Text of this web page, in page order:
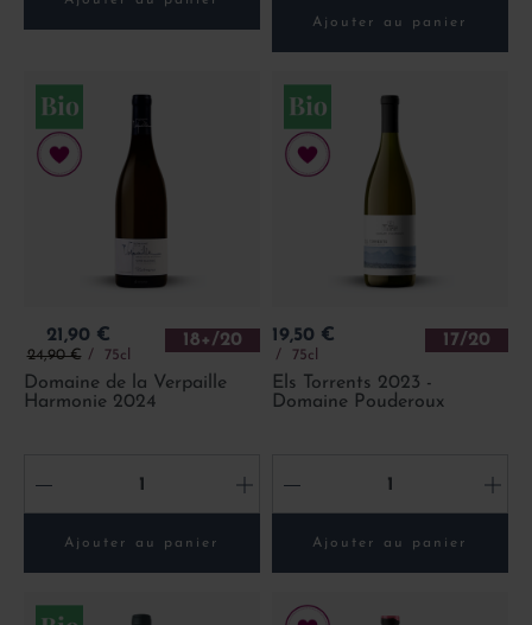
Ajouter au panier
Prix
21,90 €
Prix de base
24,90 € 75cl
18+/20
Domaine de la Verpaille
Harmonie 2024
- +
Ajouter au panier
Prix
19,50 €
75cl
17/20
Els Torrents 2023 -
Domaine Pouderoux
- +
Ajouter au panier